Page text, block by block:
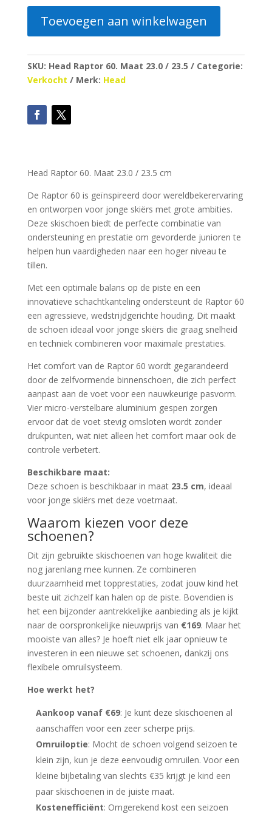
Toevoegen aan winkelwagen
SKU: Head Raptor 60. Maat 23.0 / 23.5
Categorie:
Verkocht
Merk: Head
Head Raptor 60. Maat 23.0 / 23.5 cm
De Raptor 60 is geïnspireerd door wereldbekerervaring
en ontworpen voor jonge skiërs met grote ambities.
Deze skischoen biedt de perfecte combinatie van
ondersteuning en prestatie om gevorderde junioren te
helpen hun vaardigheden naar een hoger niveau te
tillen.
Met een optimale balans op de piste en een
innovatieve schachtkanteling ondersteunt de Raptor 60
een agressieve, wedstrijdgerichte houding. Dit maakt
de schoen ideaal voor jonge skiërs die graag snelheid
en techniek combineren voor maximale prestaties.
Het comfort van de Raptor 60 wordt gegarandeerd
door de zelfvormende binnenschoen, die zich perfect
aanpast aan de voet voor een nauwkeurige pasvorm.
Vier micro-verstelbare aluminium gespen zorgen
ervoor dat de voet stevig omsloten wordt zonder
drukpunten, wat niet alleen het comfort maar ook de
controle verbetert.
Beschikbare maat:
Deze schoen is beschikbaar in maat 23.5 cm, ideaal
voor jonge skiërs met deze voetmaat.
Waarom kiezen voor deze
schoenen?
Dit zijn gebruikte skischoenen van hoge kwaliteit die
nog jarenlang mee kunnen. Ze combineren
duurzaamheid met topprestaties, zodat jouw kind het
beste uit zichzelf kan halen op de piste. Bovendien is
het een bijzonder aantrekkelijke aanbieding als je kijkt
naar de oorspronkelijke nieuwprijs van €169. Maar het
mooiste van alles? Je hoeft niet elk jaar opnieuw te
investeren in een nieuwe set schoenen, dankzij ons
flexibele omruilsysteem.
Hoe werkt het?
Aankoop vanaf €69: Je kunt deze skischoenen al
aanschaffen voor een zeer scherpe prijs.
Omruiloptie: Mocht de schoen volgend seizoen te
klein zijn, kun je deze eenvoudig omruilen. Voor een
kleine bijbetaling van slechts €35 krijgt je kind een
paar skischoenen in de juiste maat.
Kostenefficiënt: Omgerekend kost een seizoen